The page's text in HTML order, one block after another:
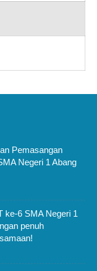
Pemasangan
Negeri 1 Abang
ke-6 SMA Negeri 1
penuh